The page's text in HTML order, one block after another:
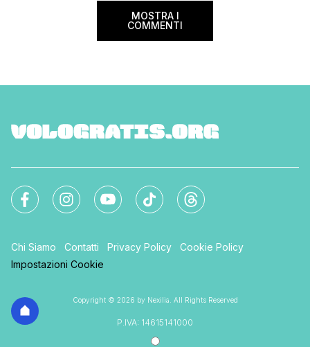
MOSTRA I
COMMENTI
Chi Siamo Contatti Privacy Policy
Cookie Policy
Impostazioni Cookie
Copyright © 2026 by Nexilia. All Rights Reserved
P.IVA: 14615141000